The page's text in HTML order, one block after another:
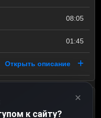
08:05
01:45
Открыть описание
×
к сайту?